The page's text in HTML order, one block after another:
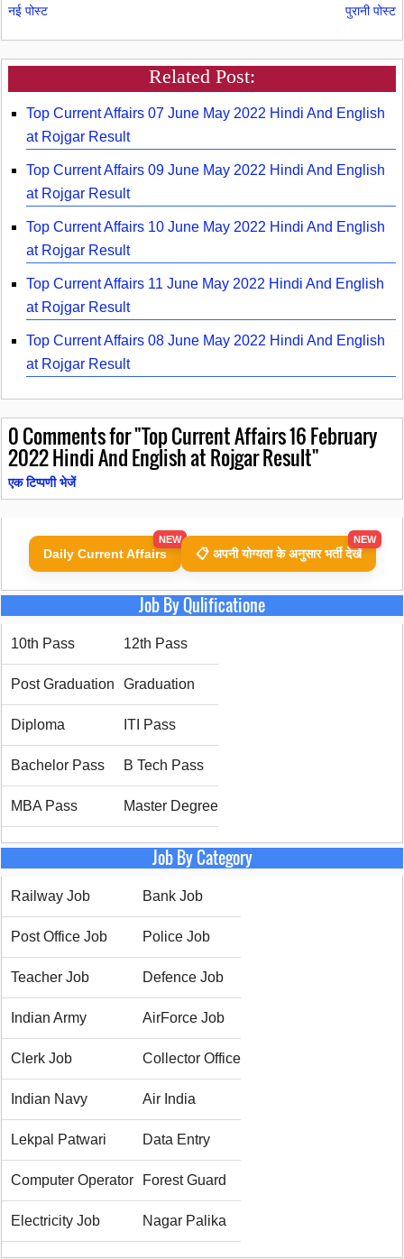
नई पोस्ट
पुरानी पोस्ट
Related Post:
Top Current Affairs 07 June May 2022 Hindi And English
at Rojgar Result
Top Current Affairs 09 June May 2022 Hindi And English
at Rojgar Result
Top Current Affairs 10 June May 2022 Hindi And English
at Rojgar Result
Top Current Affairs 11 June May 2022 Hindi And English
at Rojgar Result
Top Current Affairs 08 June May 2022 Hindi And English
at Rojgar Result
0Comments for "Top Current Affairs 16 February
2022 Hindi And English at Rojgar Result"
एक टिप्पणी भेजें
Daily Current Affairs
NEW
📋 अपनी योग्यता के अनुसार भर्ती देखें
NEW
Job By Qulificatione
10th Pass 12th Pass
Post Graduation Graduation
Diploma ITI Pass
Bachelor Pass B Tech Pass
MBA Pass Master Degree
Job By Category
Railway Job Bank Job
Post Office Job Police Job
Teacher Job Defence Job
Indian Army AirForce Job
Clerk Job Collector Office
Indian Navy Air India
Lekpal Patwari Data Entry
Computer Operator Forest Guard
Electricity Job Nagar Palika